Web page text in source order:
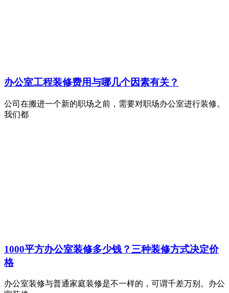
办公室工程装修费用与哪几个因素有关？
公司在搬进一个新的职场之前，需要对职场办公室进行装修。
我们都
1000平方办公室装修多少钱？三种装修方式决定价
格
办公室装修与普通家庭装修是不一样的，可谓千差万别。办公